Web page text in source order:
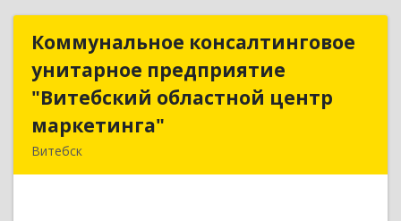
Коммунальное консалтинговое
унитарное предприятие
"Витебский областной центр
маркетинга"
Витебск
Коммунальное консалтинговое
унитарное предприятие
"Витебский областной центр